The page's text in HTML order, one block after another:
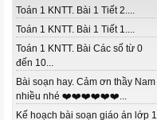
Toán 1 KNTT. Bài 1 Tiết 2....
Toán 1 KNTT. Bài 1 Tiết 1....
Toán 1 KNTT. Bài Các số từ 0
đến 10...
Bài soạn hay. Cảm ơn thầy Nam
nhiều nhé ❤️❤️❤️❤️❤️❤️...
Kế hoạch bài soạn giáo án lớp 1